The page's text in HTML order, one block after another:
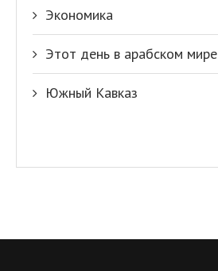
Экономика
Этот день в арабском мире
Южный Кавказ